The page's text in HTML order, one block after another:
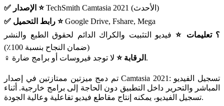
✅ الإصدار ⭐
TechSmith Camtasia 2021 (الأحدث)
✅ رابط التحميل ⭐Google Drive, Fshare, Mega
؟ تعليمات ⭐ فيديو التثبيت والكراك الدائم لحقوق الطبع والنشر
(ضمان النجاح بنسبة 100٪)
‍♀️ الرقابة ⭐ لا توجد فيروسات أو برامج ضارة.
تم دمج ميزتين ممتازتين في إصدار Camtasia 2021: تسجيل الفيديو
المباشر والتحرير داخل التطبيق دون الحاجة إلى برامج خارجية. أثناء
تسجيل الفيديو، يمكنه إنتاج مقاطع فيديو تفاعلية وعالية الجودة.